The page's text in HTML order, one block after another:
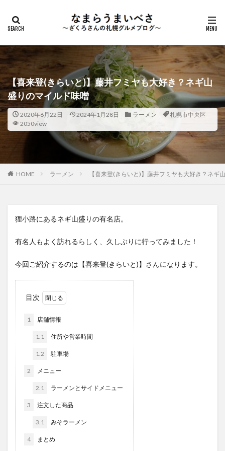
【喜来登(きらいと)】藤井フミヤも大好き？ネギ山
盛りのマイルド味噌
2020年6月22日 2024年1月28日 ラーメン
札幌市中央区
2050view
HOME ラーメン 【喜来登(きらいと)】藤井フミヤも大好き？ネギ
狸小路にあるネギ山盛りの有名店。
有名人もよく訪れるらしく、久しぶりに行ってみました！
今回ご紹介するのは【喜来登(きらいと)】さんになります。
目次
1 店舗情報
1.1 住所や営業時間
1.2 駐車場
2 メニュー
2.1 ラーメンとサイドメニュー
3 注文した商品
3.1 みそラーメン
4 まとめ